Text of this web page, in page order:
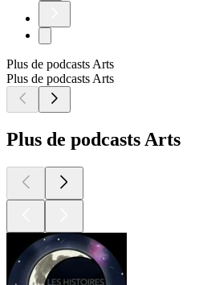
Plus de podcasts Arts
Plus de podcasts Arts
Plus de podcasts Arts